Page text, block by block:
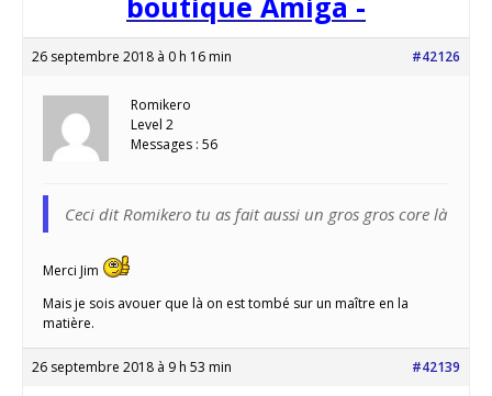
26 septembre 2018 à 0 h 16 min #42126
Romikero
Level 2
Messages : 56
Ceci dit Romikero tu as fait aussi un gros gros core là
Merci Jim
Mais je sois avouer que là on est tombé sur un maître en la
matière.
26 septembre 2018 à 9 h 53 min #42139